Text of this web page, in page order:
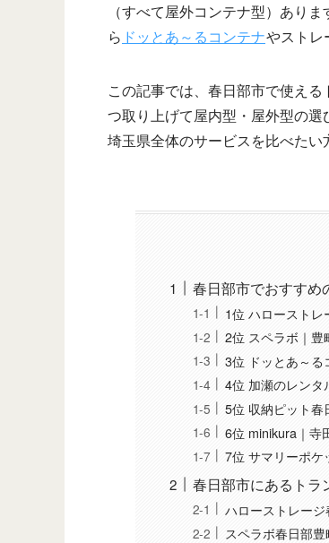
（すべて屋外コンテナ型）あり
ら ドッとあ～るコンテナやストレ
この記事では、春日部市で使え
つ取り上げて屋内型・屋外型の選
埼玉県全体のサービスを比べたい
春日部市でおすすめ
1位 ハロースト
2位 スペラボ｜豊
3位 ドッとあ～る
4位 加瀬のレンタ
5位 収納ピット春
6位 minikura｜寺
7位 サマリーポケ
春日部市にあるトラ
ハローストレージ
スペラボ春日部豊